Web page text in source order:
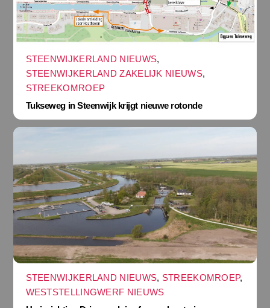
STEENWIJKERLAND NIEUWS,
STEENWIJKERLAND ZAKELIJK NIEUWS,
STREEKOMROEP
Tukseweg in Steenwijk krijgt nieuwe rotonde
STEENWIJKERLAND NIEUWS, STREEKOMROEP,
WESTSTELLINGWERF NIEUWS